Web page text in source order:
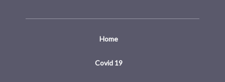
Home
Covid 19